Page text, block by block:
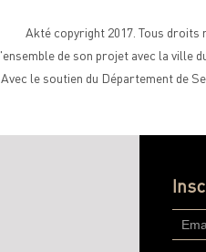
Akté copyright 2017. Tous droits
de son projet avec la ville
Avec le soutien du Département de